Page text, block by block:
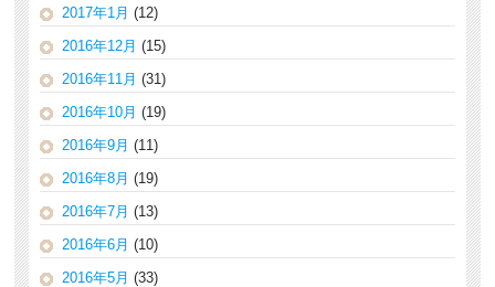
2017年1月 (12)
2016年12月 (15)
2016年11月 (31)
2016年10月 (19)
2016年9月 (11)
2016年8月 (19)
2016年7月 (13)
2016年6月 (10)
2016年5月 (33)